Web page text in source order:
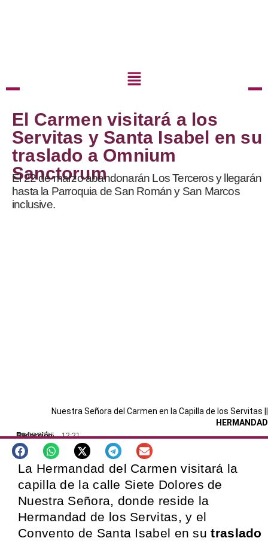
El Carmen visitará a los
Servitas y Santa Isabel en su
traslado a Omnium
Sanctorum
El 22 de marzo abandonarán Los Terceros y llegarán
hasta la Parroquia de San Román y San Marcos
inclusive.
Nuestra Señora del Carmen en la Capilla de los Servitas ||
HERMANDAD
Redacción
SEVILLA
08/02/2025 12:21
La Hermandad del Carmen visitará la
capilla de la calle Siete Dolores de
Nuestra Señora, donde reside la
Hermandad de los Servitas, y el
Convento de Santa Isabel en sutraslado